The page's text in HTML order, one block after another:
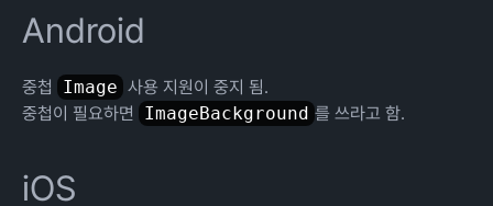
Android
중첩 Image 사용 지원이 중지 됨.
중첩이 필요하면
ImageBackground 를 쓰라고 함.
iOS